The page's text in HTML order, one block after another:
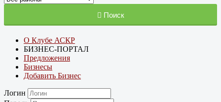
Поиск
О Клубе АСКР
БИЗНЕС-ПОРТАЛ
Предложения
Бизнесы
Добавить Бизнес
Логин